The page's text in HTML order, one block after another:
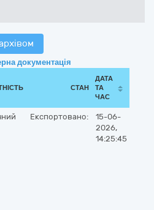
документація
СТАН
ДАТА
ТА
ЧАС
Експортовано:
15-06-
2026,
14:25:45